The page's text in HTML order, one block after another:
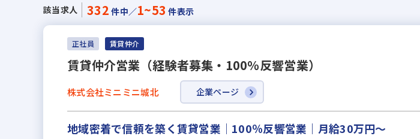
該当求人 332 件中／1~53 件表示
正社員 賃貸仲介
賃貸仲介営業（経験者募集・100％反響営業）
株式会社ミニミニ城北 企業ページ
地域密着で信頼を築く賃貸営業｜100％反響営業｜月給30万円～